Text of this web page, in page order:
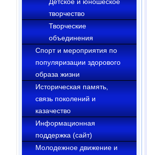
творчество
Творческие
объединения
Cпорт и мероприятия по
популяризации здорового
образа жизни
Историческая память,
связь поколений и
казачество
Информационная
поддержка (сайт)
Молодежное движение и